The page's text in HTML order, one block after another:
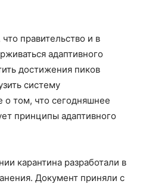
правительство и в
адаптивного
достижения пиков
систему
о том, что сегодняшнее
принципы адаптивного
карантина разработали в
Документ приняли с